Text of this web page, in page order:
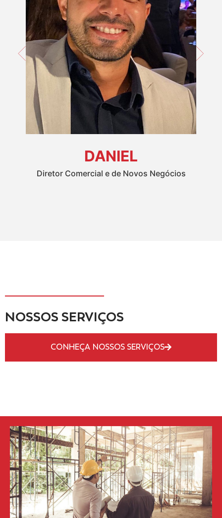
DANIEL
Diretor Comercial e de Novos Negócios
NOSSOS SERVIÇOS
CONHEÇA NOSSOS SERVIÇOS